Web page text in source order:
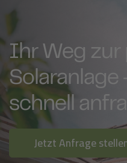
Ihr Weg zur
Solaranlage
schnell
Jetzt Anfrage